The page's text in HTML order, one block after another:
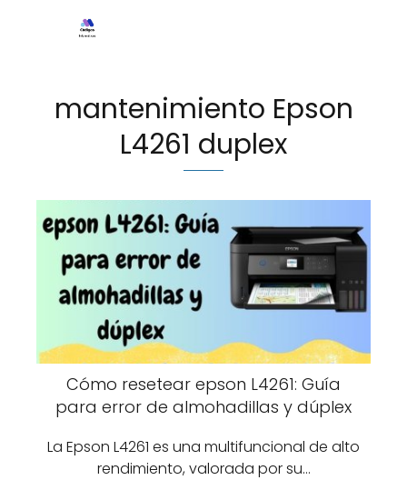
mantenimiento Epson
L4261 duplex
Cómo resetear epson L4261: Guía
para error de almohadillas y dúplex
La Epson L4261 es una multifuncional de alto
rendimiento, valorada por su…